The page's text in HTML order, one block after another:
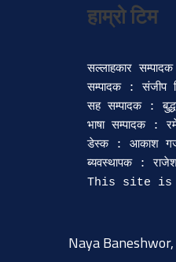
हाम्रो टिम
सल्लाहकार
सम्पादक : संजीप
सह सम्पादक :
भाषा सम्पादक :
डेस्क : आकाश
ब्यवस्थापक :
Naya